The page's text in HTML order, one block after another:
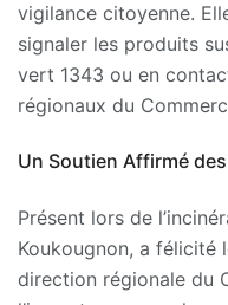
vigilance citoyenne.
signaler les produits
vert 1343 ou en
régionaux du
Un Soutien Affirmé
Présent lors de
Koukougnon, a félicité
direction régionale du